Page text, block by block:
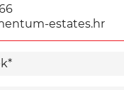
estates.hr